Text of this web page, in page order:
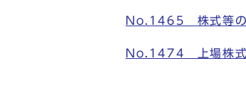
No.1465 株式等の
No.1474 上場株式